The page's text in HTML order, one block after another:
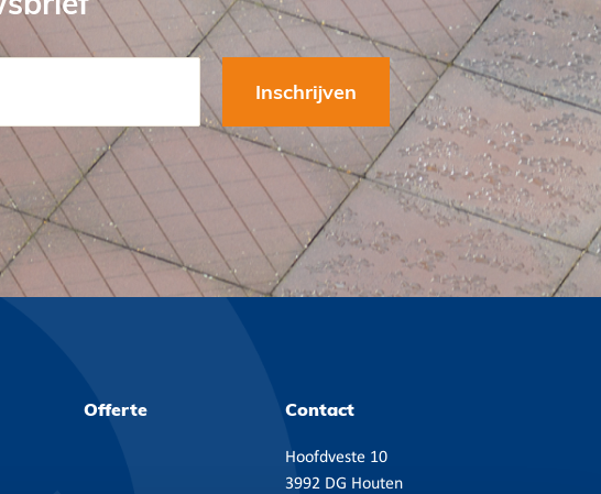
Offerte Contact
Hoofdveste 10
3992 DG Houten